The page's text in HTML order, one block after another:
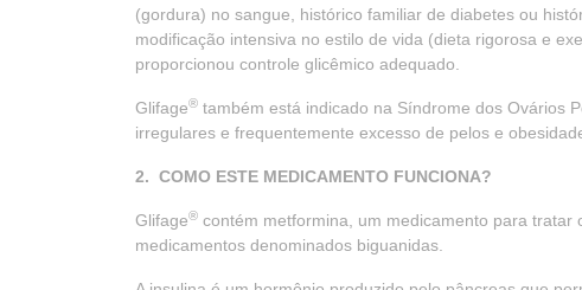
(gordura) no sangue, histórico familiar de diabetes ou
modificação intensiva no estilo de vida (dieta rigorosa e
proporcionou controle glicêmico adequado.
Glifage® também está indicado na Síndrome dos Ovários
irregulares e frequentemente excesso de pelos e
2. COMO ESTE MEDICAMENTO FUNCIONA?
Glifage® contém metformina, um medicamento para
medicamentos denominados biguanidas.